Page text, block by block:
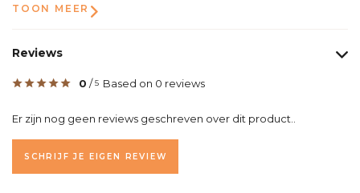
TOON MEER
Reviews
0 /5 Based on 0 reviews
Er zijn nog geen reviews geschreven over dit product..
SCHRIJF JE EIGEN REVIEW